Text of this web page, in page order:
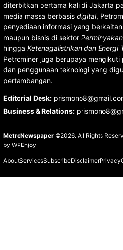
diterbitkan pertama kali di Jakarta
media massa berbasis digital,
penyediaan informasi yang
maupun bisnis di sektor Perminyakan
hingga Ketenagalistrikan dan Energi
Petrominer juga berupaya mengikuti
dan penggunaan teknologi yang
pertambangan.
Editorial Desk:
Business & Relations:
MetroNewspaper©2026. All Rights
by WPEnjoy
AboutServicesSubscribeDisclaimerPrivacy